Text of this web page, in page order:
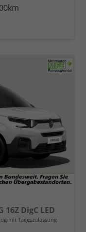
16Z DigC LED
mit Tageszulassung